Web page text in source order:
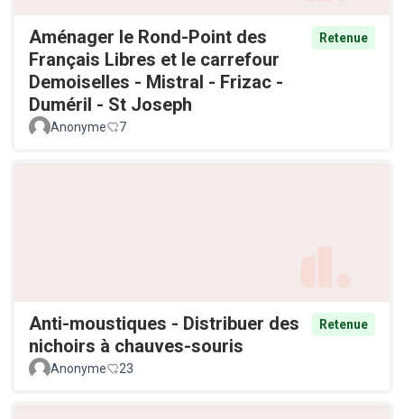
Aménager le Rond-Point des
Français Libres et le carrefour
Demoiselles - Mistral - Frizac -
Duméril - St Joseph
Retenue
Anonyme 7
Anti-moustiques - Distribuer des
nichoirs à chauves-souris
Retenue
Anonyme 23